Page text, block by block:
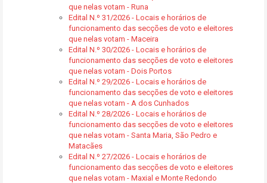
que nelas votam - Runa
Edital N.º 31/2026 - Locais e horários de
funcionamento das secções de voto e eleitores
que nelas votam - Maceira
Edital N.º 30/2026 - Locais e horários de
funcionamento das secções de voto e eleitores
que nelas votam - Dois Portos
Edital N.º 29/2026 - Locais e horários de
funcionamento das secções de voto e eleitores
que nelas votam - A dos Cunhados
Edital N.º 28/2026 - Locais e horários de
funcionamento das secções de voto e eleitores
que nelas votam - Santa Maria, São Pedro e
Matacães
Edital N.º 27/2026 - Locais e horários de
funcionamento das secções de voto e eleitores
que nelas votam - Maxial e Monte Redondo